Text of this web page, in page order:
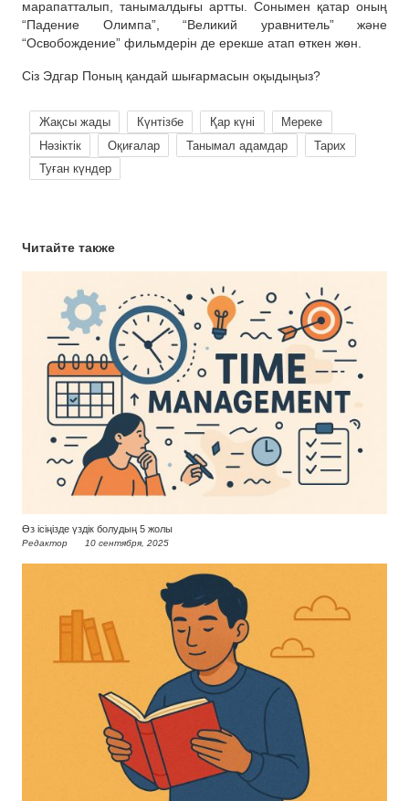
марапатталып, танымалдығы артты. Сонымен қатар оның
“Падение Олимпа”, “Великий уравнитель” және
“Освобождение” фильмдерін де ерекше атап өткен жөн.
Сіз Эдгар Поның қандай шығармасын оқыдыңыз?
Жақсы жады Күнтізбе Қар күні
Мереке
Нәзіктік
Оқиғалар Танымал адамдар
Тарих
Туған күндер
Читайте также
Өз ісіңізде үздік болудың 5 жолы
Редактор 10 сентября, 2025